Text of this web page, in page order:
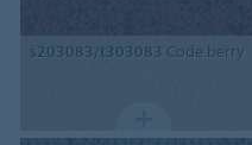
s203083/t303083 Code berry